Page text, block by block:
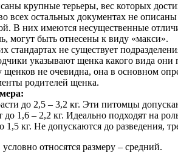
крупные терьеры, вес которых
всех остальных документах не
В них имеются несущественные
могут быть отнесены к виду «макси».
не существует
указывают щенка какого вида они
не очевидна, она в основном
родителей щенка.
до 2,5 – 3,2 кг. Эти питомцы
1,6 – 2,2 кг. Идеально подходят на
кг. Не допускаются до разведения,
относятся размеру – средний.